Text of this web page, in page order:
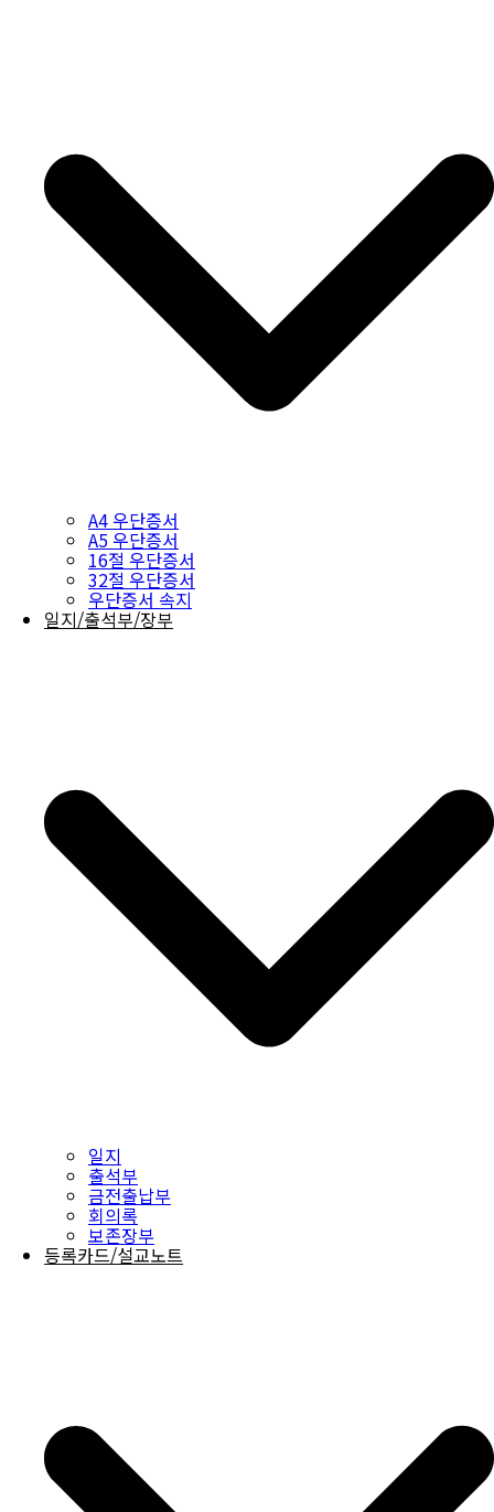
A4 우단증서
A5 우단증서
16절 우단증서
32절 우단증서
우단증서 속지
일지/출석부/장부
일지
출석부
금전출납부
회의록
보존장부
등록카드/설교노트